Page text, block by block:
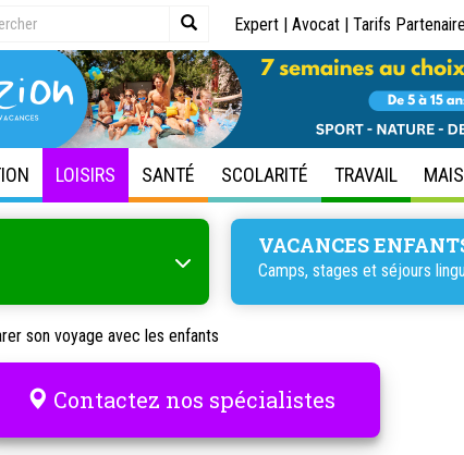
Expert | Avocat | Tarifs
LOISIRS SANTÉ SCOLARITÉ TRAVAIL
VACANCES
Camps, stages et séjours
son voyage avec les enfants
Contactez nos spécialistes